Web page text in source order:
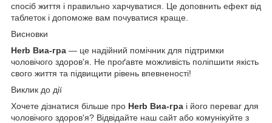
спосіб життя і правильно харчуватися. Це доповнить ефект від
таблеток і допоможе вам почуватися краще.
Висновки
Herb Виа-гра — це надійний помічник для підтримки
чоловічого здоров'я. Не проґавте можливість поліпшити якість
свого життя та підвищити рівень впевненості!
Виклик до дії
Хочете дізнатися більше про Herb Виа-гра і його переваг для
чоловічого здоров'я? Відвідайте наш сайт або комунікуйте з